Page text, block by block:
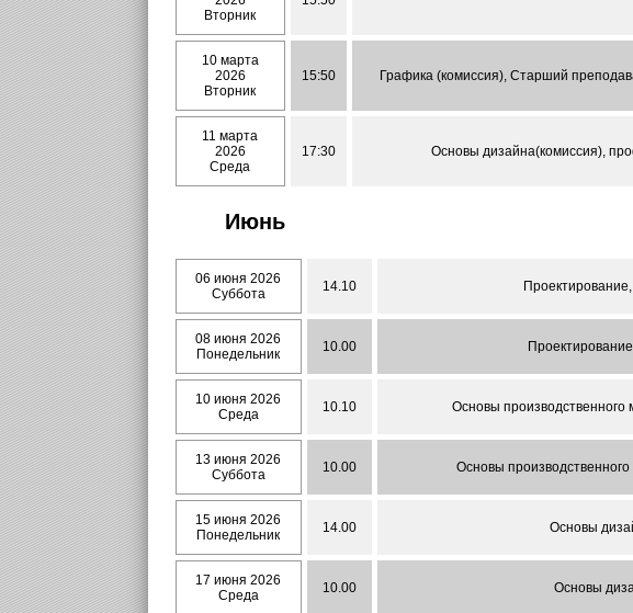
Вторник
10 марта
2026
Вторник
15:50 Графика (комиссия), Старший
11 марта
2026
Среда
17:30 Основы дизайна(комиссия),
Июнь
06 июня 2026
Суббота
14.10
08 июня 2026
Понедельник
10.00
10 июня 2026
Среда
10.10 Основы производственного
13 июня 2026
Суббота
10.00 Основы
15 июня 2026
Понедельник
14.00 Основы
17 июня 2026
Среда
10.00 Основы